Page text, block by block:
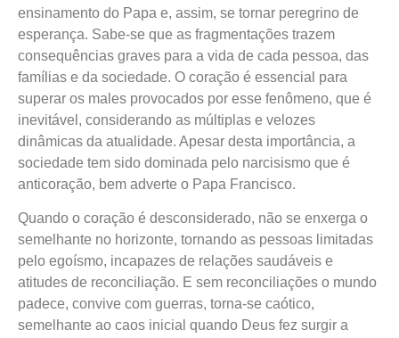
ensinamento do Papa e, assim, se tornar peregrino de
esperança. Sabe-se que as fragmentações trazem
consequências graves para a vida de cada pessoa, das
famílias e da sociedade. O coração é essencial para
superar os males provocados por esse fenômeno, que é
inevitável, considerando as múltiplas e velozes
dinâmicas da atualidade. Apesar desta importância, a
sociedade tem sido dominada pelo narcisismo que é
anticoração, bem adverte o Papa Francisco.
Quando o coração é desconsiderado, não se enxerga o
semelhante no horizonte, tornando as pessoas limitadas
pelo egoísmo, incapazes de relações saudáveis e
atitudes de reconciliação. E sem reconciliações o mundo
padece, convive com guerras, torna-se caótico,
semelhante ao caos inicial quando Deus fez surgir a